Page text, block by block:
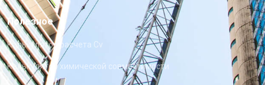
Полезное
Калькулятор расчета Cv
Калькулятор химической совместимости